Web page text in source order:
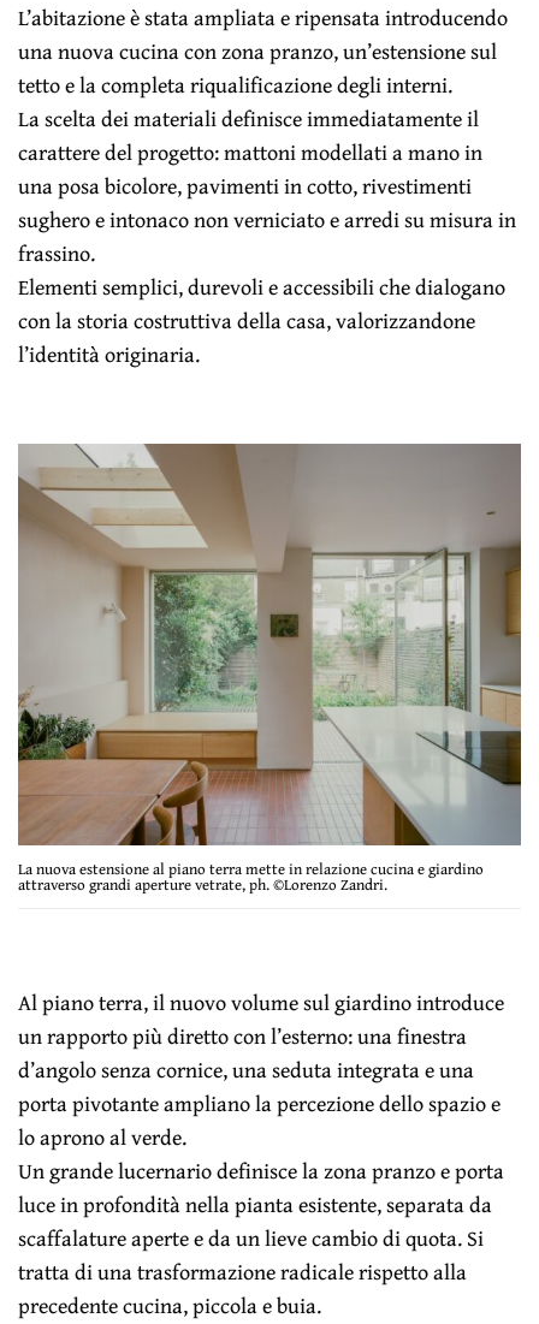
L’abitazione è stata ampliata e ripensata introducendo
una nuova cucina con zona pranzo, un’estensione sul
tetto e la completa riqualificazione degli interni.
La scelta dei materiali definisce immediatamente il
carattere del progetto: mattoni modellati a mano in
una posa bicolore, pavimenti in cotto, rivestimenti
sughero e intonaco non verniciato e arredi su misura in
frassino.
Elementi semplici, durevoli e accessibili che dialogano
con la storia costruttiva della casa, valorizzandone
l’identità originaria.
La nuova estensione al piano terra mette in relazione cucina e giardino
attraverso grandi aperture vetrate, ph. ©Lorenzo Zandri.
Al piano terra, il nuovo volume sul giardino introduce
un rapporto più diretto con l’esterno: una finestra
d’angolo senza cornice, una seduta integrata e una
porta pivotante ampliano la percezione dello spazio e
lo aprono al verde.
Un grande lucernario definisce la zona pranzo e porta
luce in profondità nella pianta esistente, separata da
scaffalature aperte e da un lieve cambio di quota. Si
tratta di una trasformazione radicale rispetto alla
precedente cucina, piccola e buia.